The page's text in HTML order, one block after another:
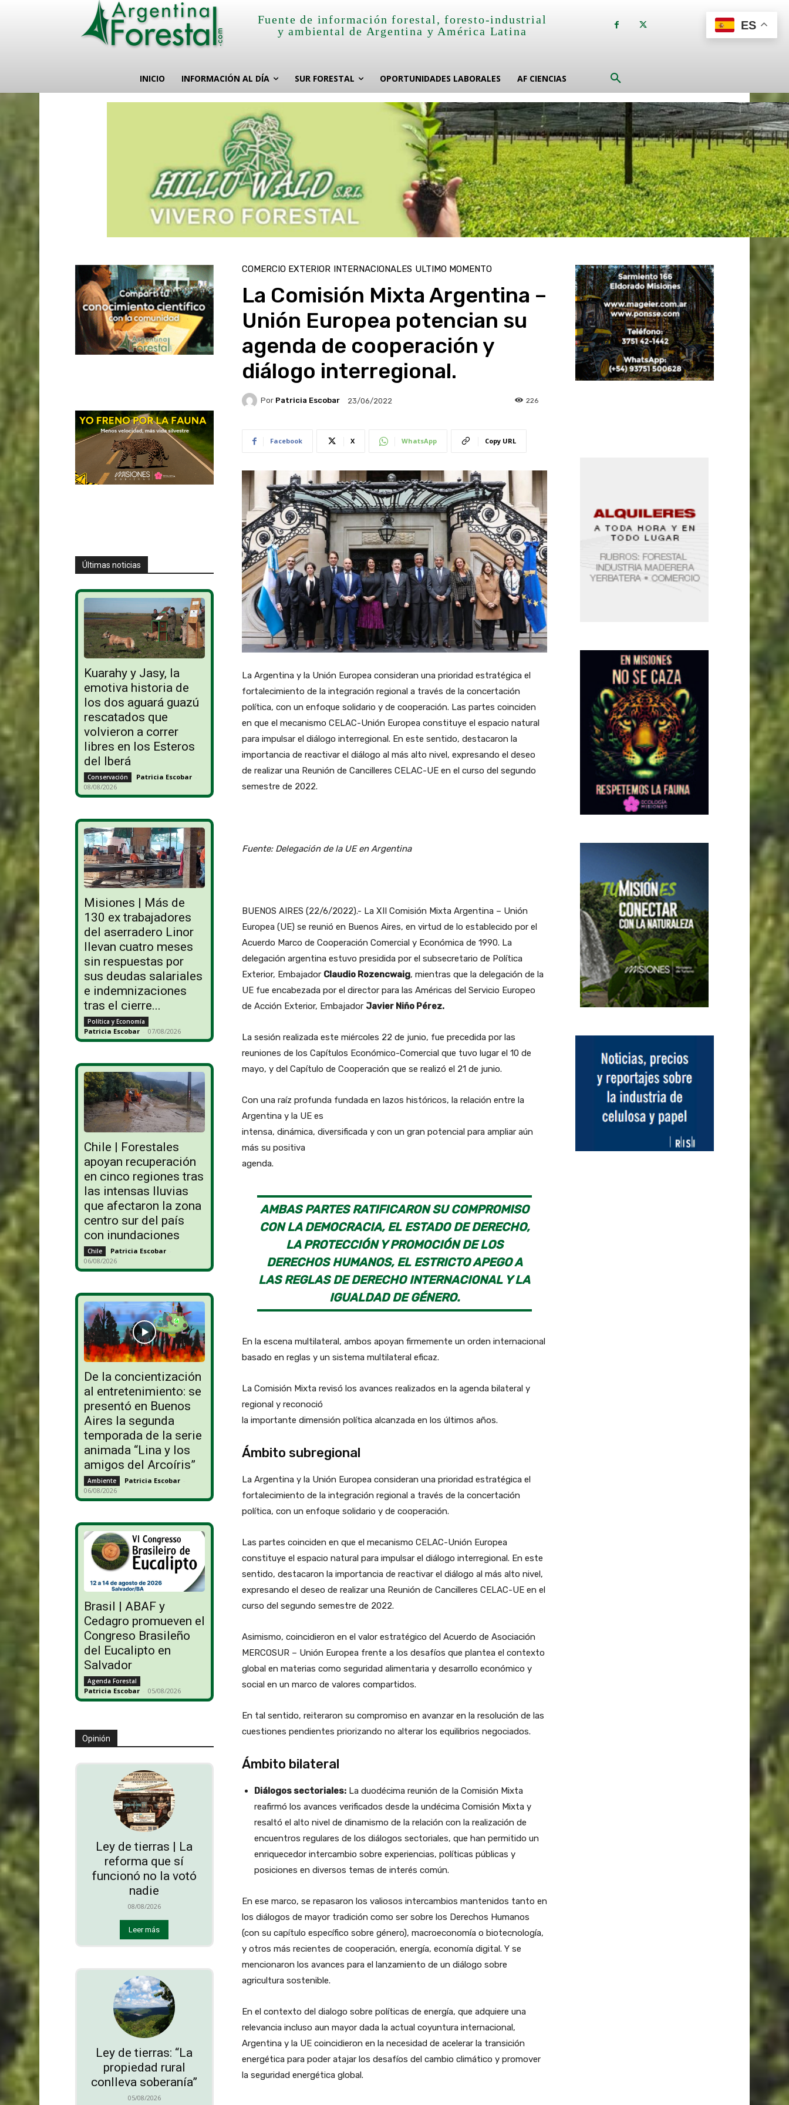
Fuente de información forestal, foresto-industrial
y ambiental de Argentina y América Latina
INICIO INFORMACIÓN AL DÍA SUR FORESTAL OPORTUNIDADES LABORALES AF CIENCIAS
Últimas noticias
Kuarahy y Jasy, la
emotiva historia de
los dos aguará guazú
rescatados que
volvieron a correr
libres en los Esteros
del Iberá
Conservación Patricia Escobar -
08/08/2026
Misiones | Más de
130 ex trabajadores
del aserradero Linor
llevan cuatro meses
sin respuestas por
sus deudas salariales
e indemnizaciones
tras el cierre...
Política y Economía
Patricia Escobar - 07/08/2026
Chile | Forestales
apoyan recuperación
en cinco regiones tras
las intensas lluvias
que afectaron la zona
centro sur del país
con inundaciones
Chile Patricia Escobar -
06/08/2026
De la concientización
al entretenimiento: se
presentó en Buenos
Aires la segunda
temporada de la serie
animada “Lina y los
amigos del Arcoíris”
Ambiente Patricia Escobar -
06/08/2026
Brasil | ABAF y
Cedagro promueven el
Congreso Brasileño
del Eucalipto en
Salvador
Agenda Forestal
Patricia Escobar - 05/08/2026
Opinión
Ley de tierras | La
reforma que sí
funcionó no la votó
nadie
08/08/2026
Leer más
Ley de tierras: “La
propiedad rural
conlleva soberanía”
05/08/2026
COMERCIO EXTERIOR INTERNACIONALES ULTIMO MOMENTO
La Comisión Mixta Argentina –
Unión Europea potencian su
agenda de cooperación y
diálogo interregional.
Por Patricia Escobar 23/06/2022 226
Facebook X WhatsApp Copy URL
La Argentina y la Unión Europea consideran una prioridad estratégica el
fortalecimiento de la integración regional a través de la concertación
política, con un enfoque solidario y de cooperación. Las partes coinciden
en que el mecanismo CELAC-Unión Europea constituye el espacio natural
para impulsar el diálogo interregional. En este sentido, destacaron la
importancia de reactivar el diálogo al más alto nivel, expresando el deseo
de realizar una Reunión de Cancilleres CELAC-UE en el curso del segundo
semestre de 2022.
Fuente: Delegación de la UE en Argentina
BUENOS AIRES (22/6/2022).- La XII Comisión Mixta Argentina – Unión
Europea (UE) se reunió en Buenos Aires, en virtud de lo establecido por el
Acuerdo Marco de Cooperación Comercial y Económica de 1990. La
delegación argentina estuvo presidida por el subsecretario de Política
Exterior, Embajador Claudio Rozencwaig, mientras que la delegación de la
UE fue encabezada por el director para las Américas del Servicio Europeo
de Acción Exterior, Embajador Javier Niño Pérez.
La sesión realizada este miércoles 22 de junio, fue precedida por las
reuniones de los Capítulos Económico-Comercial que tuvo lugar el 10 de
mayo, y del Capítulo de Cooperación que se realizó el 21 de junio.
Con una raíz profunda fundada en lazos históricos, la relación entre la
Argentina y la UE es
intensa, dinámica, diversificada y con un gran potencial para ampliar aún
más su positiva
agenda.
AMBAS PARTES RATIFICARON SU COMPROMISO
CON LA DEMOCRACIA, EL ESTADO DE DERECHO,
LA PROTECCIÓN Y PROMOCIÓN DE LOS
DERECHOS HUMANOS, EL ESTRICTO APEGO A
LAS REGLAS DE DERECHO INTERNACIONAL Y LA
IGUALDAD DE GÉNERO.
En la escena multilateral, ambos apoyan firmemente un orden internacional
basado en reglas y un sistema multilateral eficaz.
La Comisión Mixta revisó los avances realizados en la agenda bilateral y
regional y reconoció
la importante dimensión política alcanzada en los últimos años.
Ámbito subregional
La Argentina y la Unión Europea consideran una prioridad estratégica el
fortalecimiento de la integración regional a través de la concertación
política, con un enfoque solidario y de cooperación.
Las partes coinciden en que el mecanismo CELAC-Unión Europea
constituye el espacio natural para impulsar el diálogo interregional. En este
sentido, destacaron la importancia de reactivar el diálogo al más alto nivel,
expresando el deseo de realizar una Reunión de Cancilleres CELAC-UE en el
curso del segundo semestre de 2022.
Asimismo, coincidieron en el valor estratégico del Acuerdo de Asociación
MERCOSUR – Unión Europea frente a los desafíos que plantea el contexto
global en materias como seguridad alimentaria y desarrollo económico y
social en un marco de valores compartidos.
En tal sentido, reiteraron su compromiso en avanzar en la resolución de las
cuestiones pendientes priorizando no alterar los equilibrios negociados.
Ámbito bilateral
Diálogos sectoriales:La duodécima reunión de la Comisión Mixta
reafirmó los avances verificados desde la undécima Comisión Mixta y
resaltó el alto nivel de dinamismo de la relación con la realización de
encuentros regulares de los diálogos sectoriales, que han permitido un
enriquecedor intercambio sobre experiencias, políticas públicas y
posiciones en diversos temas de interés común.
En ese marco, se repasaron los valiosos intercambios mantenidos tanto en
los diálogos de mayor tradición como ser sobre los Derechos Humanos
(con su capítulo específico sobre género), macroeconomía o biotecnología,
y otros más recientes de cooperación, energía, economía digital. Y se
mencionaron los avances para el lanzamiento de un diálogo sobre
agricultura sostenible.
En el contexto del dialogo sobre políticas de energía, que adquiere una
relevancia incluso aun mayor dada la actual coyuntura internacional,
Argentina y la UE coincidieron en la necesidad de acelerar la transición
energética para poder atajar los desafíos del cambio climático y promover
la seguridad energética global.
ES